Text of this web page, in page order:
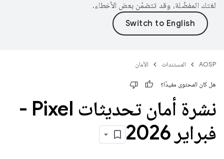
لغتك المفضّلة، وقد تتضمّن بعض الأخطاء.
AOSP المستندات الأمان
هل كان المحتوى مفيدًا؟
نشرة أمان تحديثات Pixel‏ -
فبراير 2026